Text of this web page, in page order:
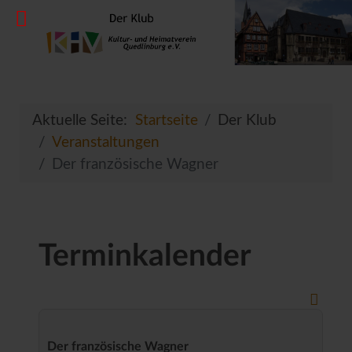
Aktuelle Seite: Startseite
Der Klub
Veranstaltungen
Der französische Wagner
Terminkalender
Der französische Wagner